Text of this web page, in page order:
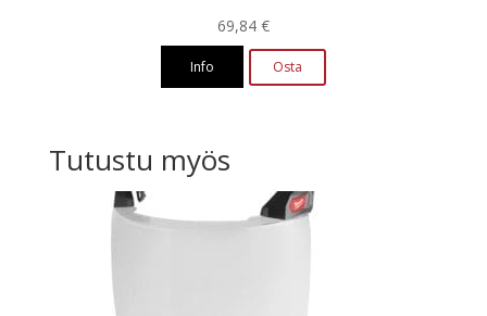
69,84 €
Info Osta
Tutustu myös